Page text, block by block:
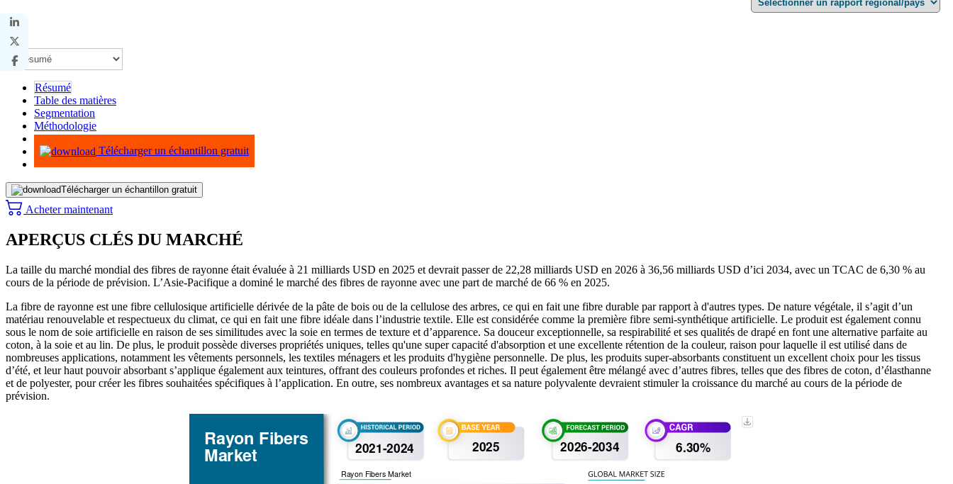
Résumé
Table des matières
Segmentation
Méthodologie
Infographie
Télécharger un échantillon gratuit
Télécharger un échantillon gratuit
Acheter maintenant
APERÇUS CLÉS DU MARCHÉ
La taille du marché mondial des fibres de rayonne était évaluée à 21 milliards USD en 2025 et devrait passer de 22,28 milliards USD en 2026 à 36,56 milliards USD d’ici 2034, avec un TCAC de 6,30 % au
cours de la période de prévision. L’Asie-Pacifique a dominé le marché des fibres de rayonne avec une part de marché de 66 % en 2025.
La fibre de rayonne est une fibre cellulosique artificielle dérivée de la pâte de bois ou de la cellulose des arbres, ce qui en fait une fibre durable par rapport à d'autres types. De nature végétale, il s’agit d’un
matériau renouvelable et respectueux du climat, ce qui en fait une fibre idéale dans l’industrie textile. Elle est considérée comme la première fibre semi-synthétique artificielle. Le produit est également connu
sous le nom de soie artificielle en raison de ses similitudes avec la soie en termes de texture et d’apparence. Sa douceur exceptionnelle, sa respirabilité et ses qualités de drapé en font une alternative parfaite au
coton, à la soie et au lin. De plus, le produit possède diverses propriétés uniques, telles qu'une super capacité d'absorption et une excellente rétention de la couleur, raison pour laquelle il est utilisé dans de
nombreuses applications, notamment les vêtements personnels, les textiles ménagers et les produits d'hygiène personnelle. De plus, les produits super-absorbants constituent un excellent choix pour les tissus
d’été, et leur haut pouvoir absorbant s’applique également aux teintures, offrant des couleurs profondes et riches. Il peut également être mélangé avec d’autres fibres, telles que des fibres de coton, d’élasthanne
et de polyester, pour créer les fibres souhaitées spécifiques à l’application. En outre, ses nombreux avantages et sa nature polyvalente devraient stimuler la croissance du marché au cours de la période de
prévision.